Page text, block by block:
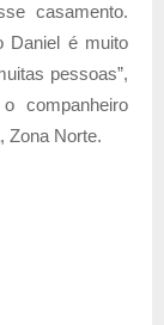
casamento.
Daniel é muito
pessoas”,
companheiro
Zona Norte.